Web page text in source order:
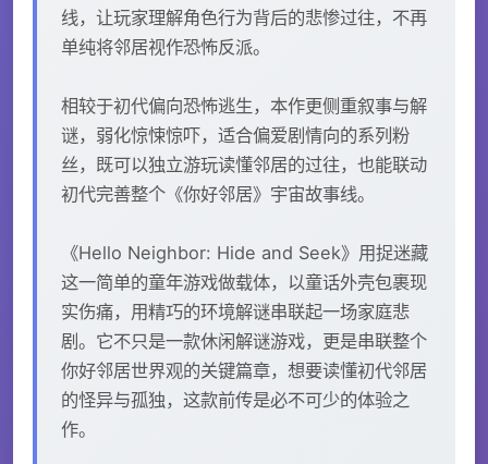
线，让玩家理解角色行为背后的悲惨过往，不再
单纯将邻居视作恐怖反派。
相较于初代偏向恐怖逃生，本作更侧重叙事与解
谜，弱化惊悚惊吓，适合偏爱剧情向的系列粉
丝，既可以独立游玩读懂邻居的过往，也能联动
初代完善整个《你好邻居》宇宙故事线。
《Hello Neighbor: Hide and Seek》用捉迷藏
这一简单的童年游戏做载体，以童话外壳包裹现
实伤痛，用精巧的环境解谜串联起一场家庭悲
剧。它不只是一款休闲解谜游戏，更是串联整个
你好邻居世界观的关键篇章，想要读懂初代邻居
的怪异与孤独，这款前传是必不可少的体验之
作。